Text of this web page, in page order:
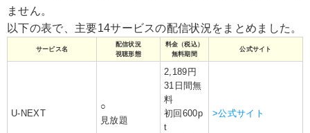
ません。
以下の表で、主要14サービスの配信状況をまとめました。
サービス名
配信状況
視聴形態
料金（税込）
無料期間
公式サイト
U-NEXT
○
見放題
2,189円
31日間無
料
初回600p
t
>公式サイト